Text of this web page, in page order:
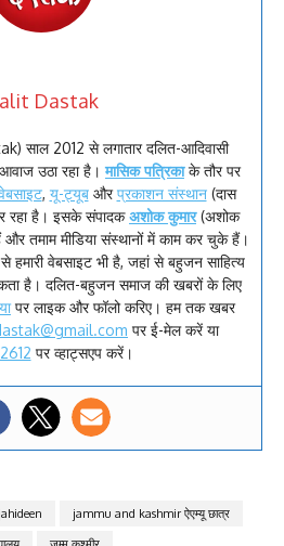
Dastak
साल 2012 से लगातार दलित-आदिवासी
उठा रहा है।मासिक पत्रिकाके तौर पर
, यू-ट्यूबऔरप्रकाशन संस्थान(दास
रहा है। इसके संपादक अशोक कुमार (अशोक
तमाम मीडिया संस्थानों में काम कर चुके हैं।
हमारी वेबसाइट भी है, जहां से बहुजन साहित्य
है। दलित-बहुजन समाज की खबरों के लिए
पर लाइक और फॉलो करिए। हम तक खबर
पर ई-मेल करें या
पर व्हाट्सएप करें।
jammu and kashmir ऐएम्यू छात्र